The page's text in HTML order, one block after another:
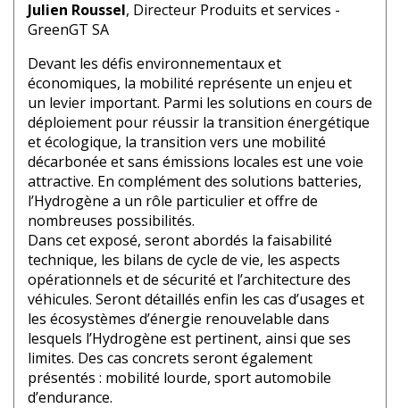
Julien Roussel, Directeur Produits et services -
GreenGT SA
Devant les défis environnementaux et
économiques, la mobilité représente un enjeu et
un levier important. Parmi les solutions en cours de
déploiement pour réussir la transition énergétique
et écologique, la transition vers une mobilité
décarbonée et sans émissions locales est une voie
attractive. En complément des solutions batteries,
l’Hydrogène a un rôle particulier et offre de
nombreuses possibilités.
Dans cet exposé, seront abordés la faisabilité
technique, les bilans de cycle de vie, les aspects
opérationnels et de sécurité et l’architecture des
véhicules. Seront détaillés enfin les cas d’usages et
les écosystèmes d’énergie renouvelable dans
lesquels l’Hydrogène est pertinent, ainsi que ses
limites. Des cas concrets seront également
présentés : mobilité lourde, sport automobile
d’endurance.